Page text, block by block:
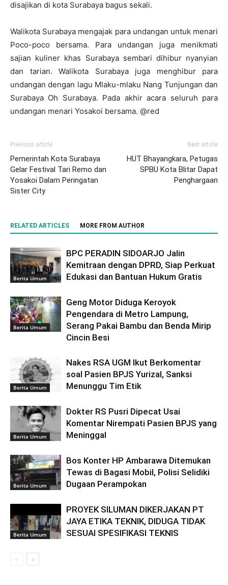
disajikan di kota Surabaya bagus sekali.
Walikota Surabaya mengajak para undangan untuk menari
Poco-poco bersama. Para undangan juga menikmati
sajian kuliner khas Surabaya sembari dihibur nyanyian
dan tarian. Walikota Surabaya juga menghibur para
undangan dengan lagu Mlaku-mlaku Nang Tunjungan dan
Surabaya Oh Surabaya. Pada akhir acara seluruh para
undangan menari Yosakoi bersama. @red
Previous article
Pemerintah Kota Surabaya
Gelar Festival Tari Remo dan
Yosakoi Dalam Peringatan
Sister City
Next article
HUT Bhayangkara, Petugas
SPBU Kota Blitar Dapat
Penghargaan
RELATED ARTICLES MORE FROM AUTHOR
Berita Umum
BPC PERADIN SIDOARJO Jalin
Kemitraan dengan DPRD, Siap Perkuat
Edukasi dan Bantuan Hukum Gratis
Berita Umum
Geng Motor Diduga Keroyok
Pengendara di Metro Lampung,
Serang Pakai Bambu dan Benda Mirip
Cincin Besi
Berita Umum
Nakes RSA UGM Ikut Berkomentar
soal Pasien BPJS Yurizal, Sanksi
Menunggu Tim Etik
Berita Umum
Dokter RS Pusri Dipecat Usai
Komentar Nirempati Pasien BPJS yang
Meninggal
Berita Umum
Bos Konter HP Ambarawa Ditemukan
Tewas di Bagasi Mobil, Polisi Selidiki
Dugaan Perampokan
Berita Umum
PROYEK SILUMAN DIKERJAKAN PT
JAYA ETIKA TEKNIK, DIDUGA TIDAK
SESUAI SPESIFIKASI TEKNIS